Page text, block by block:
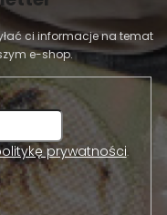
ci informacje na temat
e-shop.
prywatności.